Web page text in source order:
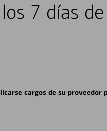
7 días
cargos de su proveedor